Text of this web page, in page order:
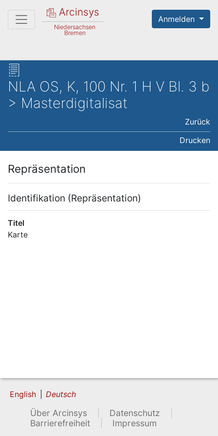
Arcinsys
Niedersachsen
Bremen
Anmelden
NLA OS, K, 100 Nr. 1 H V Bl. 3 b
> Masterdigitalisat
Zurück
Drucken
Repräsentation
Identifikation (Repräsentation)
Titel
Karte
English Deutsch
Über Arcinsys
Datenschutz
Barrierefreiheit
Impressum